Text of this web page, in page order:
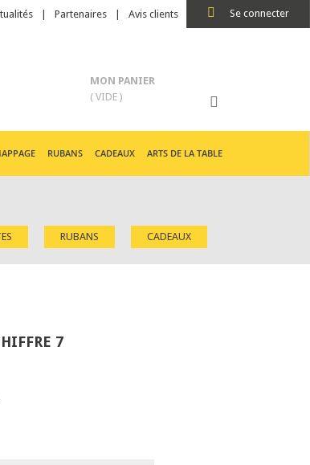
Se connecter
Partenaires Avis clients
MON PANIER
( VIDE )
RUBANS CADEAUX ARTS DE LA TABLE
RUBANS CADEAUX
7